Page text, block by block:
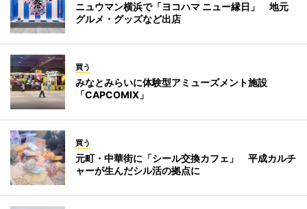
ニュウマン横浜で「ヨコハマ ニュー縁日」 地元
グルメ・グッズなど出店
買う
みなとみらいに体験型アミューズメント施設
「CAPCOMIX」
買う
元町・中華街に「シール交換カフェ」 平成カルチ
ャーが生んだシル活の拠点に